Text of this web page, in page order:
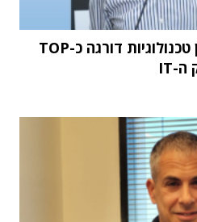
מחקר STKI השנתי: וואן טכנולוגיות דורגה כ-TOP